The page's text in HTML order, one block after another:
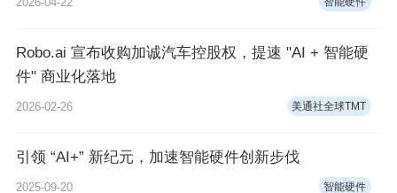
Robo.ai 宣布收购加诚汽车控股权，提速 "AI + 智能硬
件" 商业化落地
2026-02-26 美通社全球TMT
引领 “AI+” 新纪元，加速智能硬件创新步伐
2025-09-20 智能硬件